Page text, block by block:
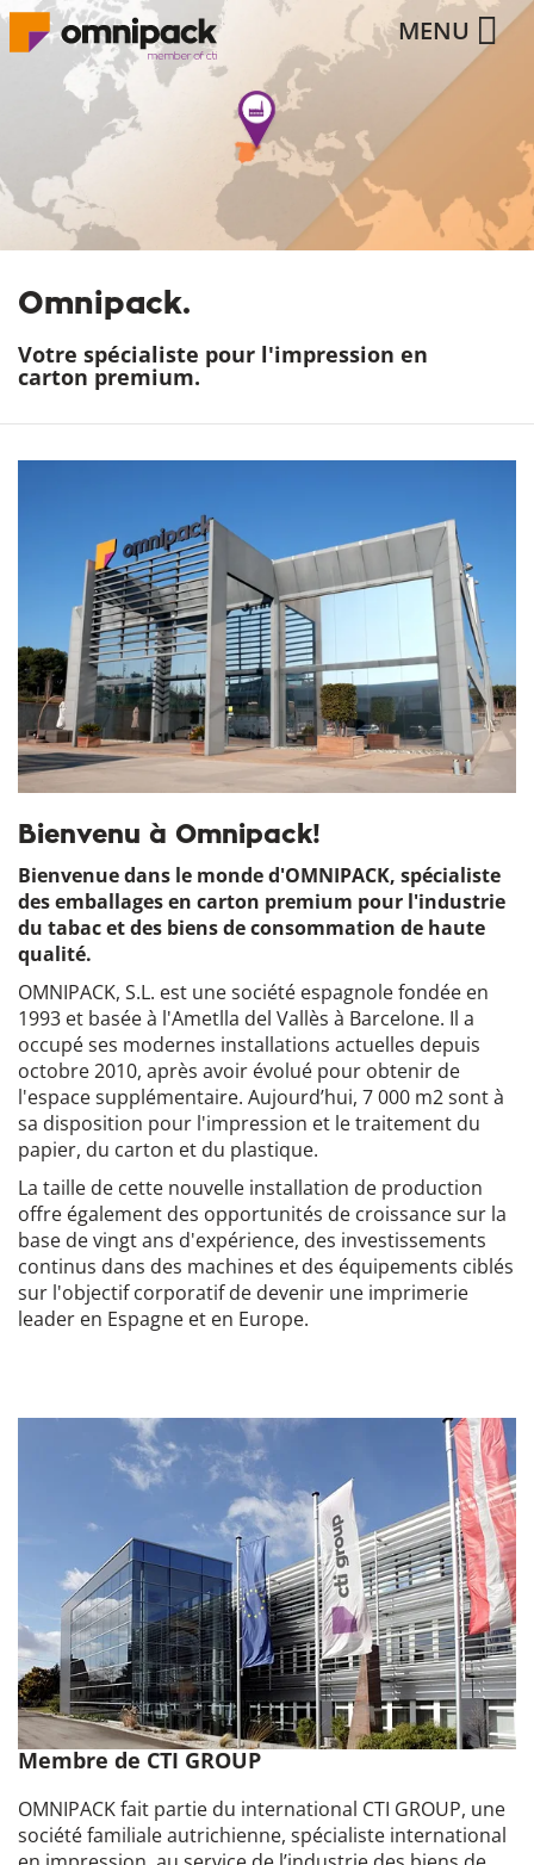
MENU
Omnipack.
Votre spécialiste pour l'impression en
carton premium.
Bienvenu à Omnipack!
Bienvenue dans le monde d'OMNIPACK, spécialiste
des emballages en carton premium pour l'industrie
du tabac et des biens de consommation de haute
qualité.
OMNIPACK, S.L. est une société espagnole fondée en
1993 et basée à l'Ametlla del Vallès à Barcelone. Il a
occupé ses modernes installations actuelles depuis
octobre 2010, après avoir évolué pour obtenir de
l'espace supplémentaire. Aujourd’hui, 7 000 m2 sont à
sa disposition pour l'impression et le traitement du
papier, du carton et du plastique.
La taille de cette nouvelle installation de production
offre également des opportunités de croissance sur la
base de vingt ans d'expérience, des investissements
continus dans des machines et des équipements ciblés
sur l'objectif corporatif de devenir une imprimerie
leader en Espagne et en Europe.
Membre de CTI GROUP
OMNIPACK fait partie du international CTI GROUP, une
société familiale autrichienne, spécialiste international